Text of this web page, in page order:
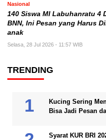
Nasional
140 Siswa MI Labuhanratu 4
BNN, Ini Pesan yang Harus
anak
Selasa, 28 Jul 2026 - 11:57 WIB
TRENDING
Kucing Sering
Bisa Jadi Pesan
Syarat KUR BRI